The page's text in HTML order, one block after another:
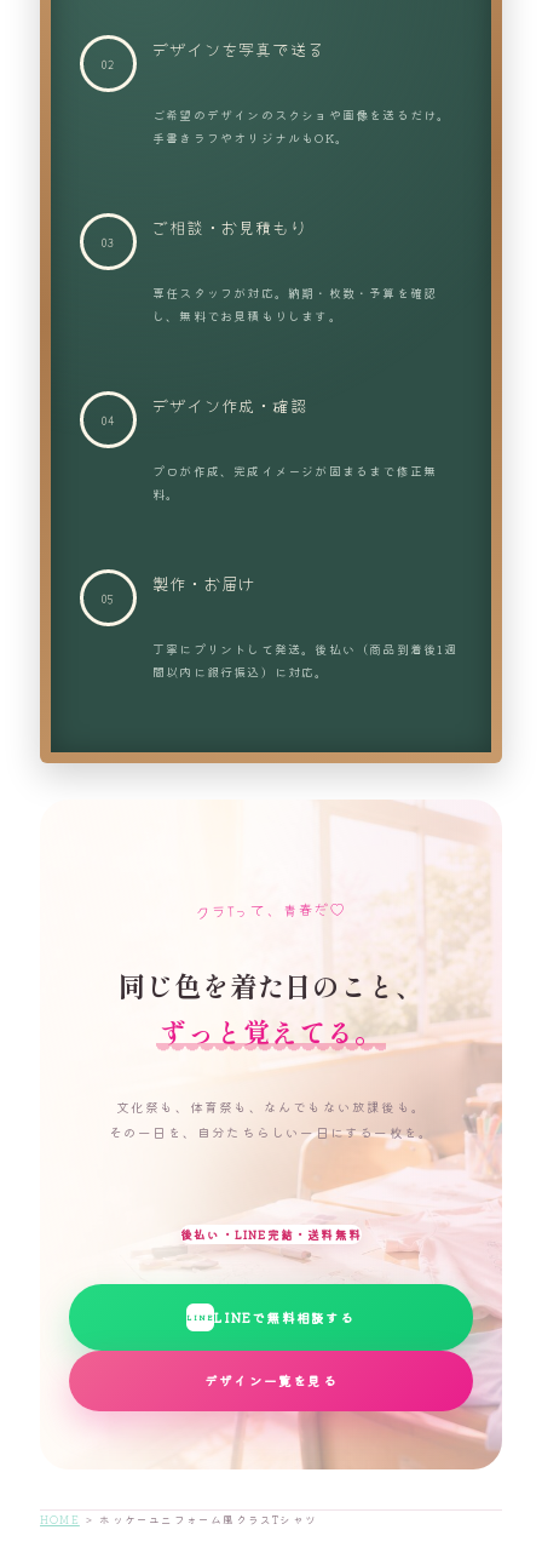
デザインを写真で送る
ご希望のデザインのスクショや画像を送るだけ。
手書きラフやオリジナルもOK。
ご相談・お見積もり
専任スタッフが対応。納期・枚数・予算を確認
し、無料でお見積もりします。
デザイン作成・確認
プロが作成、完成イメージが固まるまで修正無
料。
製作・お届け
丁寧にプリントして発送。後払い（商品到着後1週
間以内に銀行振込）に対応。
クラTって、青春だ♡
同じ色を着た日のこと、
ずっと覚えてる。
文化祭も、体育祭も、なんでもない放課後も。
その一日を、自分たちらしい一日にする一枚を。
後払い・LINE完結・送料無料
LINELINEで無料相談する
デザイン一覧を見る
HOME ＞ ホッケーユニフォーム風クラスTシャツ